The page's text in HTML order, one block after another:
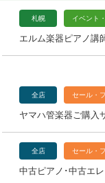
札幌 イベント
エルム楽器ピアノ講
全店 セール・
ヤマハ管楽器ご購入
全店 セール・
中古ピアノ･中古エ